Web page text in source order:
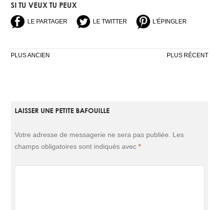
SI TU VEUX TU PEUX
LE PARTAGER LE TWITTER L'ÉPINGLER
NAVIGATION
PLUS ANCIEN PLUS RÉCENT
LAISSER UNE PETITE BAFOUILLE
Votre adresse de messagerie ne sera pas publiée.
Les
champs obligatoires sont indiqués avec*